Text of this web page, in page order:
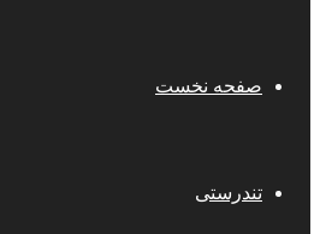
صفحه نخست
تندرستی